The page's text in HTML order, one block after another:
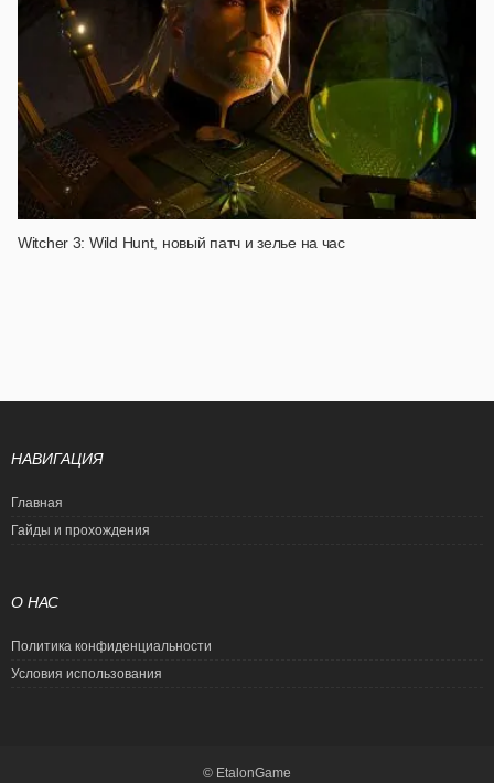
Witcher 3: Wild Hunt, новый патч и зелье на час
НАВИГАЦИЯ
Главная
Гайды и прохождения
О НАС
Политика конфиденциальности
Условия использования
© EtalonGame